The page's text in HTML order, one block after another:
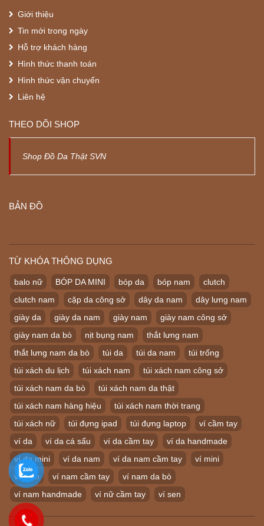
Giới thiệu
Tin mới trong ngày
Hỗ trợ khách hàng
Hình thức thanh toán
Hình thức vận chuyển
Liên hệ
THEO DÕI SHOP
Shop Đồ Da Thật SVN
BẢN ĐỒ
TỪ KHÓA THÔNG DỤNG
balo nữ BÓP DA MINI bóp da bóp nam
clutch
clutch nam
cặp da công sở dây da nam
dây lưng nam
giày da
giày da nam giày nam
giày nam công sở
giày nam da bò
nịt bụng nam
thắt lưng nam
thắt lưng nam da bò
túi da túi da nam
túi trống
túi xách du lịch
túi xách nam
túi xách nam công sở
túi xách nam da bò
túi xách nam da thật
túi xách nam hàng hiệu
túi xách nam thời trang
túi xách nữ
túi đựng ipad túi đựng laptop
ví cầm tay
ví da
ví da cá sấu ví da cầm tay
ví da handmade
ví da mini
ví da nam ví da nam cầm tay
ví mini
ví nam
ví nam cầm tay
ví nam da bò
ví nam handmade
ví nữ cầm tay ví sen